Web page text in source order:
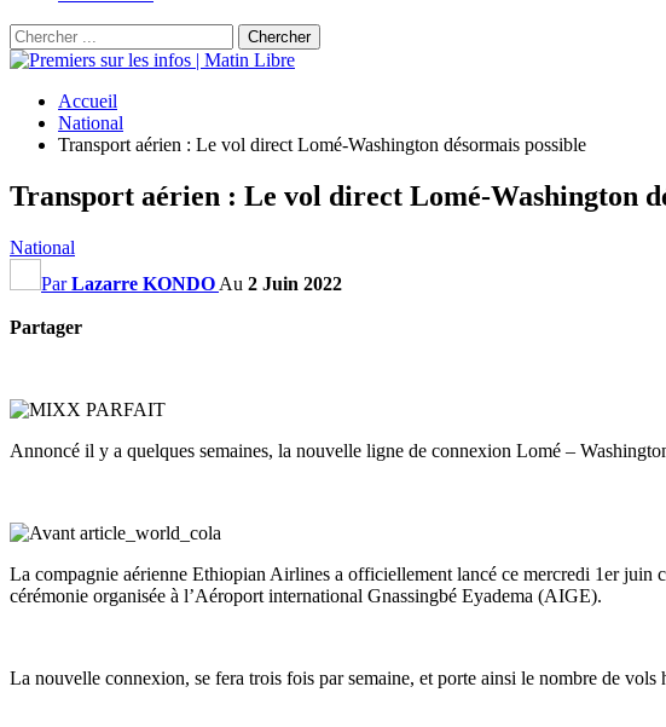
Accueil
National
Transport aérien : Le vol direct Lomé-Washington désormais possible
Transport aérien : Le vol direct Lomé-Washington
National
ParLazarre KONDO Au 2 Juin 2022
Partager
Annoncé il y a quelques semaines, la nouvelle ligne de connexion Lomé –
La compagnie aérienne Ethiopian Airlines a officiellement lancé ce mercredi 1er juin
cérémonie organisée à l’Aéroport international Gnassingbé Eyadema (AIGE).
La nouvelle connexion, se fera trois fois par semaine, et porte ainsi le nombre de